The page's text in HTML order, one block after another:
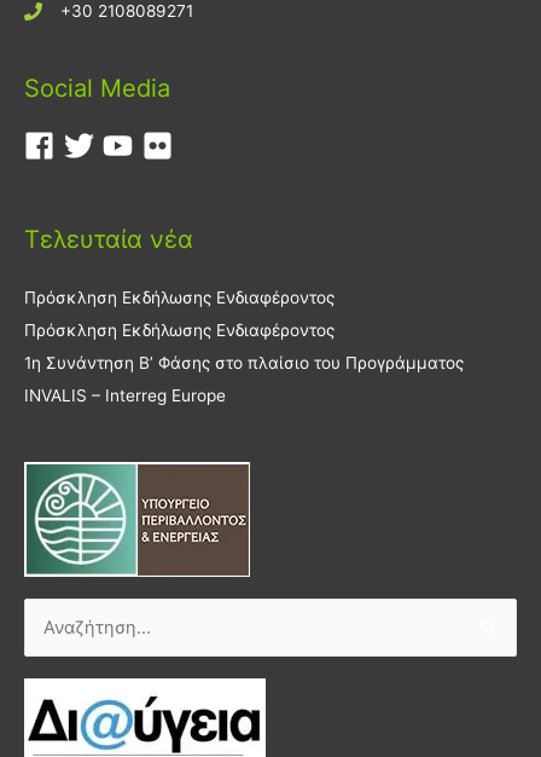
+30 2108089271
Social Media
Τελευταία νέα
Πρόσκληση Εκδήλωσης Ενδιαφέροντος
Πρόσκληση Εκδήλωσης Ενδιαφέροντος
1η Συνάντηση Β’ Φάσης στο πλαίσιο του Προγράμματος
INVALIS – Interreg Europe
Αναζήτηση